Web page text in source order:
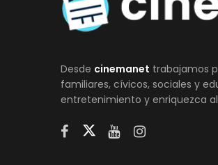
Desde cinemanet trabajamos
familiares, cívicos, sociales y
entretenimiento y enriquezca